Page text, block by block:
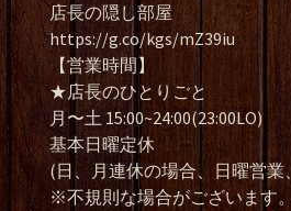
店長の隠し部屋
https://g.co/kgs/mZ39iu
【営業時間】
★店長のひとりごと
月〜土 15:00~24:00(23:00LO)
基本日曜定休
(日、月連休の場合、日曜営業
※不規則な場合がございます